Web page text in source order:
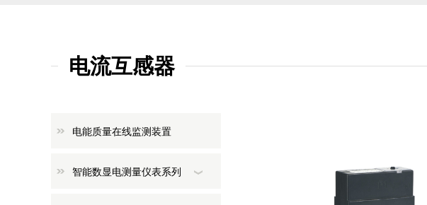
电流互感器
电能质量在线监测装置
智能数显电测量仪表系列